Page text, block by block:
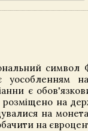
символ
є
на
на
на